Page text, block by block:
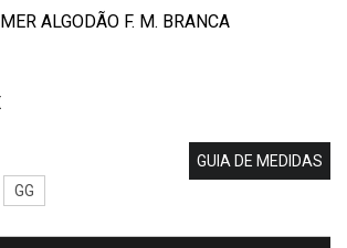
ALGODÃO F. M. BRANCA
GUIA DE MEDIDAS
GG